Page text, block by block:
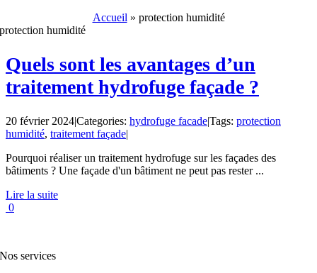
Accueil » protection humidité
protection humidité
Quels sont les avantages d’un
traitement hydrofuge façade ?
20 février 2024Categories: hydrofuge facadeTags: protection
humidité, traitement façade
Pourquoi réaliser un traitement hydrofuge sur les façades des
bâtiments ? Une façade d'un bâtiment ne peut pas rester ...
Lire la suite
0
Nos services